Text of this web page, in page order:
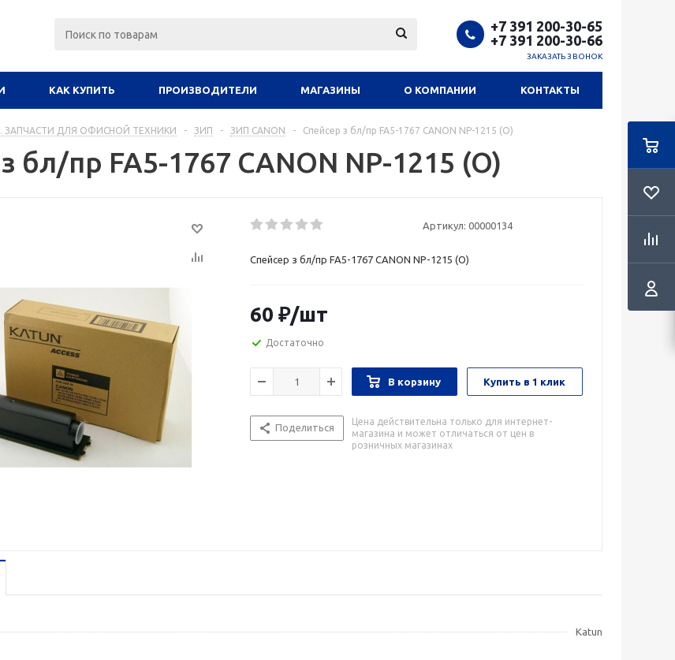
+7 391 200-30-65
+7 391 200-30-66
ЗАКАЗАТЬ ЗВОНОК
КАК КУПИТЬ ПРОИЗВОДИТЕЛИ МАГАЗИНЫ О КОМПАНИИ КОНТАКТЫ
ЗАПЧАСТИ ДЛЯ ОФИСНОЙ ТЕХНИКИ - ЗИП - ЗИП CANON - Спейсер з бл/пр FA5-1767 СANON NP-1215 (O)
бл/пр FA5-1767 СANON NP-1215 (O)
Артикул: 00000134
Спейсер з бл/пр FA5-1767 СANON NP-1215 (O)
60 ₽/шт
Достаточно
В корзину Купить в 1 клик
Поделиться
Цена действительна только для интернет-
магазина и может отличаться от цен в
розничных магазинах
Katun